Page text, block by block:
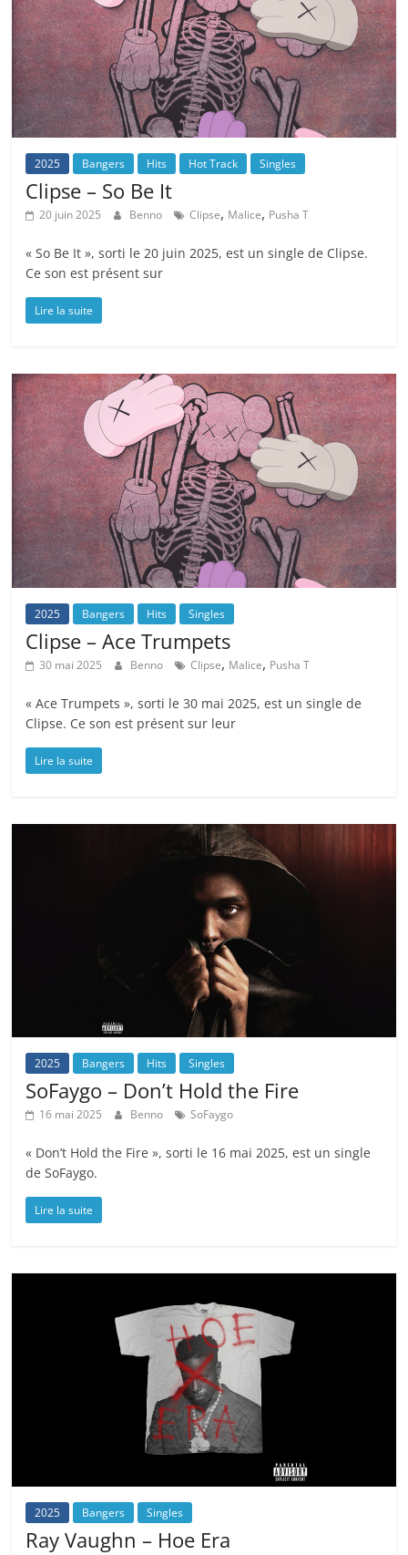
2025 Bangers Hits Hot Track Singles
Clipse – So Be It
20 juin 2025 Benno Clipse, Malice, Pusha T
« So Be It », sorti le 20 juin 2025, est un single de Clipse.
Ce son est présent sur
Lire la suite
2025 Bangers Hits Singles
Clipse – Ace Trumpets
30 mai 2025 Benno Clipse, Malice, Pusha T
« Ace Trumpets », sorti le 30 mai 2025, est un single de
Clipse. Ce son est présent sur leur
Lire la suite
2025 Bangers Hits Singles
SoFaygo – Don’t Hold the Fire
16 mai 2025 Benno SoFaygo
« Don’t Hold the Fire », sorti le 16 mai 2025, est un single
de SoFaygo.
Lire la suite
2025 Bangers Singles
Ray Vaughn – Hoe Era